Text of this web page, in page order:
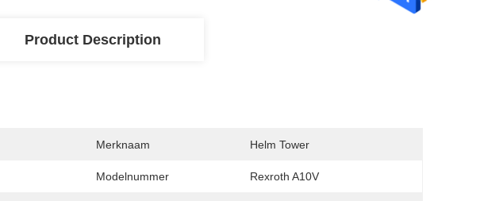
Product Description
Merknaam Helm Tower
Modelnummer Rexroth A10V